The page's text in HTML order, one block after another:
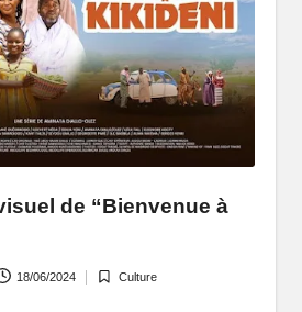
de “Bienvenue à
18/06/2024
Posted
Culture